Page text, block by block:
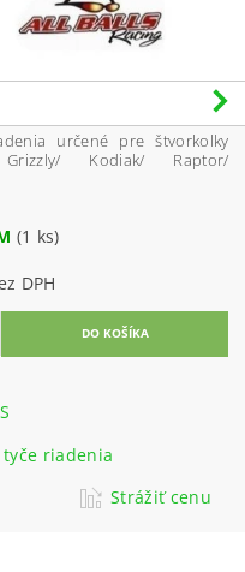
určené pre štvorkolky
Kodiak/ Raptor/
(1 ks)
bez DPH
riadenia
Strážiť cenu